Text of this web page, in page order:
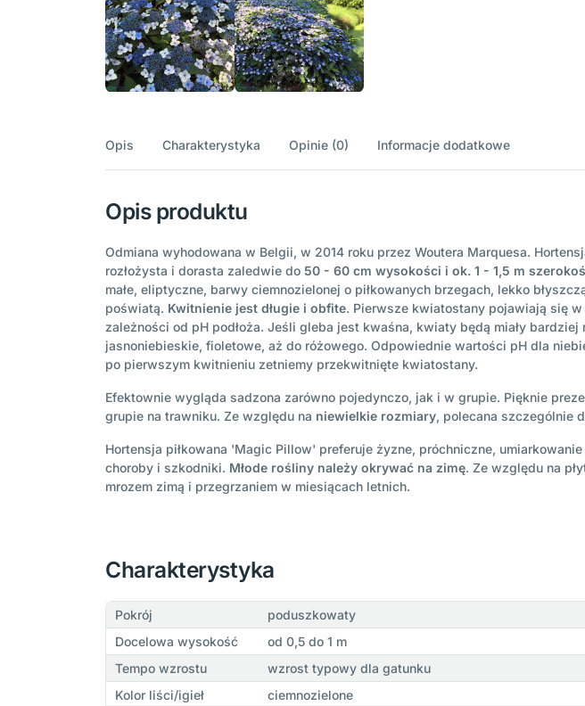
Opis Charakterystyka Opinie (0) Informacje dodatkowe
Opis produktu
Odmiana wyhodowana w Belgii, w 2014 roku przez Woutera Marquesa.
rozłożysta i dorasta zaledwie do 50 - 60 cm wysokości i ok. 1 - 1,5 m
małe, eliptyczne, barwy ciemnozielonej o piłkowanych brzegach, lekko
poświatą. Kwitnienie jest długie i obfite. Pierwsze kwiatostany pojawiają się
zależności od pH podłoża. Jeśli gleba jest kwaśna, kwiaty będą miały
jasnoniebieskie, fioletowe, aż do różowego. Odpowiednie wartości pH dla
po pierwszym kwitnieniu zetniemy przekwitnięte kwiatostany.
Efektownie wygląda sadzona zarówno pojedynczo, jak i w grupie. Pięknie
grupie na trawniku. Ze względu na niewielkie rozmiary, polecana szczególnie
Hortensja piłkowana 'Magic Pillow' preferuje żyzne, próchniczne,
choroby i szkodniki. Młode rośliny należy okrywać na zimę. Ze względu na
mrozem zimą i przegrzaniem w miesiącach letnich.
Charakterystyka
Pokrój
poduszkowaty
Docelowa wysokość
od 0,5 do 1 m
Tempo wzrostu
wzrost typowy dla gatunku
Kolor liści/igieł
ciemnozielone